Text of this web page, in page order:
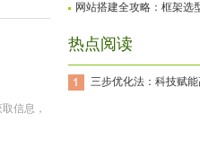
信息，
网站搭建全攻略：框架选
热点阅读
三步优化法：科技赋